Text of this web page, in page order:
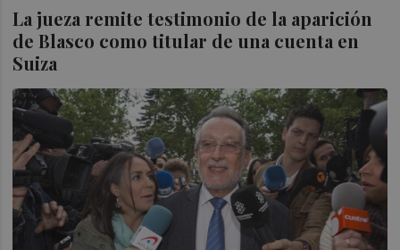
La jueza remite testimonio de la aparición
de Blasco como titular de una cuenta en
Suiza